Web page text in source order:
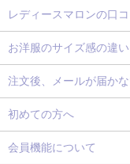
レディースマロンの口
お洋服のサイズ感の違
注文後、メールが届かな
初めての方へ
会員機能について